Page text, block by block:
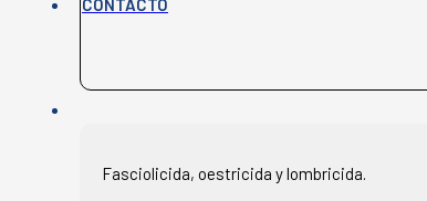
Fasciolicida, oestricida y lombricida.